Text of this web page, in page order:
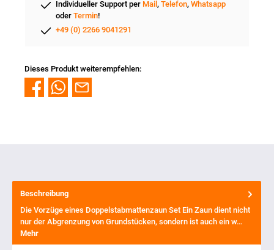
Individueller Support per Mail , Telefon, Whatsapp
oder Termin!
+49 (0) 2266 9041291
Dieses Produkt weiterempfehlen:
Beschreibung
Die Vorzüge eines Doppelstabmattenzaun Set Ein Zaun dient nicht
nur der Abgrenzung von Grundstücken, sondern ist auch ein w…
Mehr